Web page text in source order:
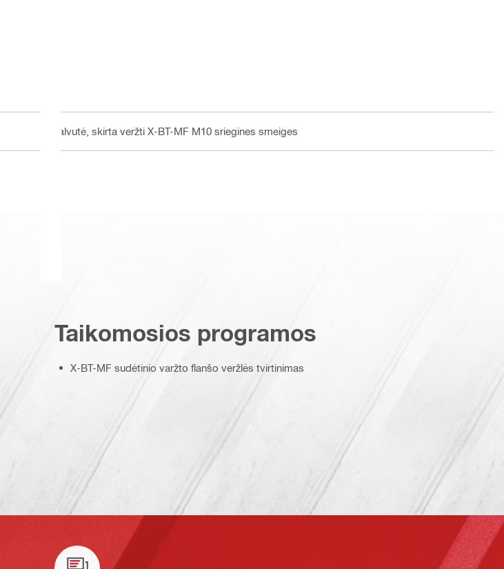
Galvutė, skirta veržti X-BT-MF M10 sriegines smeiges
Taikomosios programos
X-BT-MF sudėtinio varžto flanšo veržlės tvirtinimas